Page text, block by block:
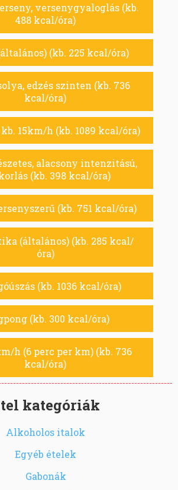
versenygyaloglás (kb.
488 kcal/óra)
(kb. 225 kcal/óra)
edzés szinten (kb. 736
kcal/óra)
15km/h (kb. 1089 kcal/óra)
alacsony intenzitású,
(kb. 398 kcal/óra)
(kb. 751 kcal/óra)
(általános) (kb. 285 kcal/
óra)
(kb. 1036 kcal/óra)
(kb. 300 kcal/óra)
h (6 perc per km) (kb. 736
kcal/óra)
kategóriák
Alkoholos italok
Egyéb ételek
Gabonák